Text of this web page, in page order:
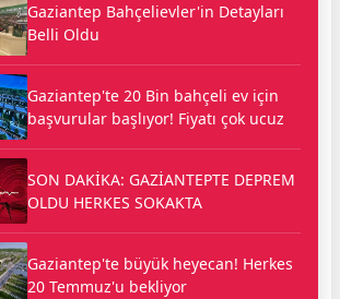
Gaziantep Bahçelievler'in Detayları
Belli Oldu
Gaziantep'te 20 Bin bahçeli ev için
başvurular başlıyor! Fiyatı çok ucuz
SON DAKİKA: GAZİANTEPTE DEPREM
OLDU HERKES SOKAKTA
Gaziantep'te büyük heyecan! Herkes
20 Temmuz'u bekliyor